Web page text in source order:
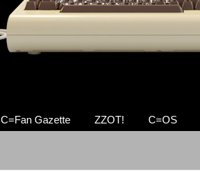
C=Fan Gazette ZZOT! C=OS